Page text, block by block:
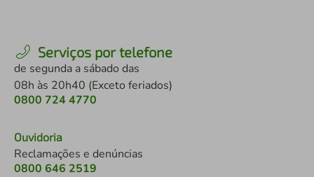
Serviços por telefone
de segunda a sábado das
08h às 20h40 (Exceto feriados)
0800 724 4770
Ouvidoria
Reclamações e denúncias
0800 646 2519